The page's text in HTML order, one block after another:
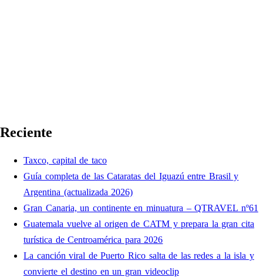
Reciente
Taxco, capital de taco
Guía completa de las Cataratas del Iguazú entre Brasil y
Argentina (actualizada 2026)
Gran Canaria, un continente en minuatura – QTRAVEL nº61
Guatemala vuelve al origen de CATM y prepara la gran cita
turística de Centroamérica para 2026
La canción viral de Puerto Rico salta de las redes a la isla y
convierte el destino en un gran videoclip